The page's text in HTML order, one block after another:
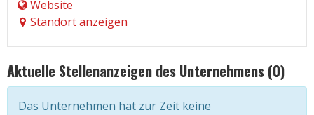
Website
Standort anzeigen
Aktuelle Stellenanzeigen des Unternehmens (0)
Das Unternehmen hat zur Zeit keine